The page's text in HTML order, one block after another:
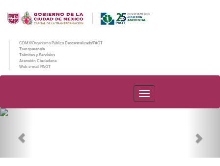
CDMX/Organismo Público Descentralizado/PAOT
Transparencia
Trámites y Servicios
Atención Ciudadana
Web e-mail PAOT
PAOT